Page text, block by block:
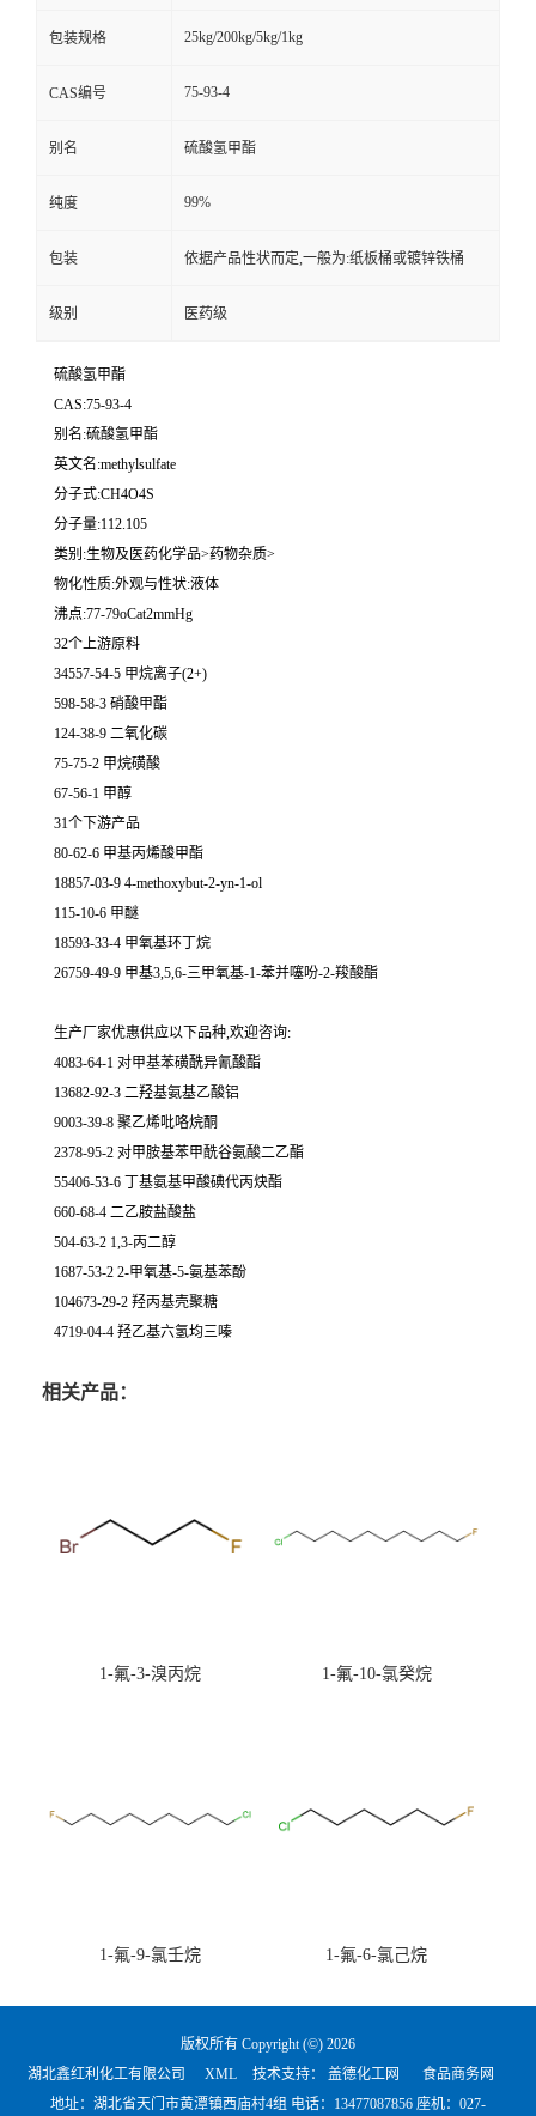
包装规格 25kg/200kg/5kg/1kg
CAS编号 75-93-4
别名 硫酸氢甲酯
纯度 99%
包装 依据产品性状而定,一般为:纸板桶或镀锌铁桶
级别 医药级
硫酸氢甲酯
CAS:75-93-4
别名:硫酸氢甲酯
英文名:methylsulfate
分子式:CH4O4S
分子量:112.105
类别:生物及医药化学品>药物杂质>
物化性质:外观与性状:液体
沸点:77-79oCat2mmHg
32个上游原料
34557-54-5 甲烷离子(2+)
598-58-3 硝酸甲酯
124-38-9 二氧化碳
75-75-2 甲烷磺酸
67-56-1 甲醇
31个下游产品
80-62-6 甲基丙烯酸甲酯
18857-03-9 4-methoxybut-2-yn-1-ol
115-10-6 甲醚
18593-33-4 甲氧基环丁烷
26759-49-9 甲基3,5,6-三甲氧基-1-苯并噻吩-2-羧酸酯
生产厂家优惠供应以下品种,欢迎咨询:
4083-64-1 对甲基苯磺酰异氰酸酯
13682-92-3 二羟基氨基乙酸铝
9003-39-8 聚乙烯吡咯烷酮
2378-95-2 对甲胺基苯甲酰谷氨酸二乙酯
55406-53-6 丁基氨基甲酸碘代丙炔酯
660-68-4 二乙胺盐酸盐
504-63-2 1,3-丙二醇
1687-53-2 2-甲氧基-5-氨基苯酚
104673-29-2 羟丙基壳聚糖
4719-04-4 羟乙基六氢均三嗪
相关产品：
1-氟-3-溴丙烷 1-氟-10-氯癸烷
1-氟-9-氯壬烷 1-氟-6-氯己烷
版权所有 Copyright (©) 2026
湖北鑫红利化工有限公司
XML 技术支持： 盖德化工网
食品商务网
地址：湖北省天门市黄潭镇西庙村4组 电话： 13477087856 座机：027-